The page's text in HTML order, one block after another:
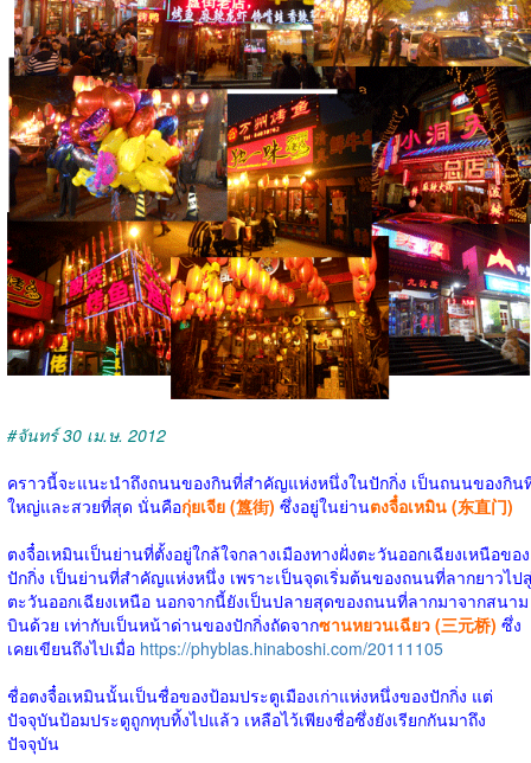
#จันทร์ 30 เม.ษ. 2012
คราวนี้จะแนะนำถึงถนนของกินที่สำคัญแห่งหนึ่งในปักกิ่ง เป็นถนนของกิน
ใหญ่และสวยที่สุด นั่นคือกุ่ยเจีย (簋街) ซึ่งอยู่ในย่านตงจื๋อเหมิน (东直门)
ตงจื๋อเหมินเป็นย่านที่ตั้งอยู่ใกล้ใจกลางเมืองทางฝั่งตะวันออกเฉียงเหนือของ
ปักกิ่ง เป็นย่านที่สำคัญแห่งหนึ่ง เพราะเป็นจุดเริ่มต้นของถนนที่ลากยาวไป
ตะวันออกเฉียงเหนือ นอกจากนี้ยังเป็นปลายสุดของถนนที่ลากมาจากสนาม
บินด้วย เท่ากับเป็นหน้าด่านของปักกิ่งถัดจากซานหยวนเฉียว (三元桥) ซึ่ง
เคยเขียนถึงไปเมื่อ https://phyblas.hinaboshi.com/20111105
ชื่อตงจื๋อเหมินนั้นเป็นชื่อของป้อมประตูเมืองเก่าแห่งหนึ่งของปักกิ่ง แต่
ปัจจุบันป้อมประตูถูกทุบทิ้งไปแล้ว เหลือไว้เพียงชื่อซึ่งยังเรียกกันมาถึง
ปัจจุบัน